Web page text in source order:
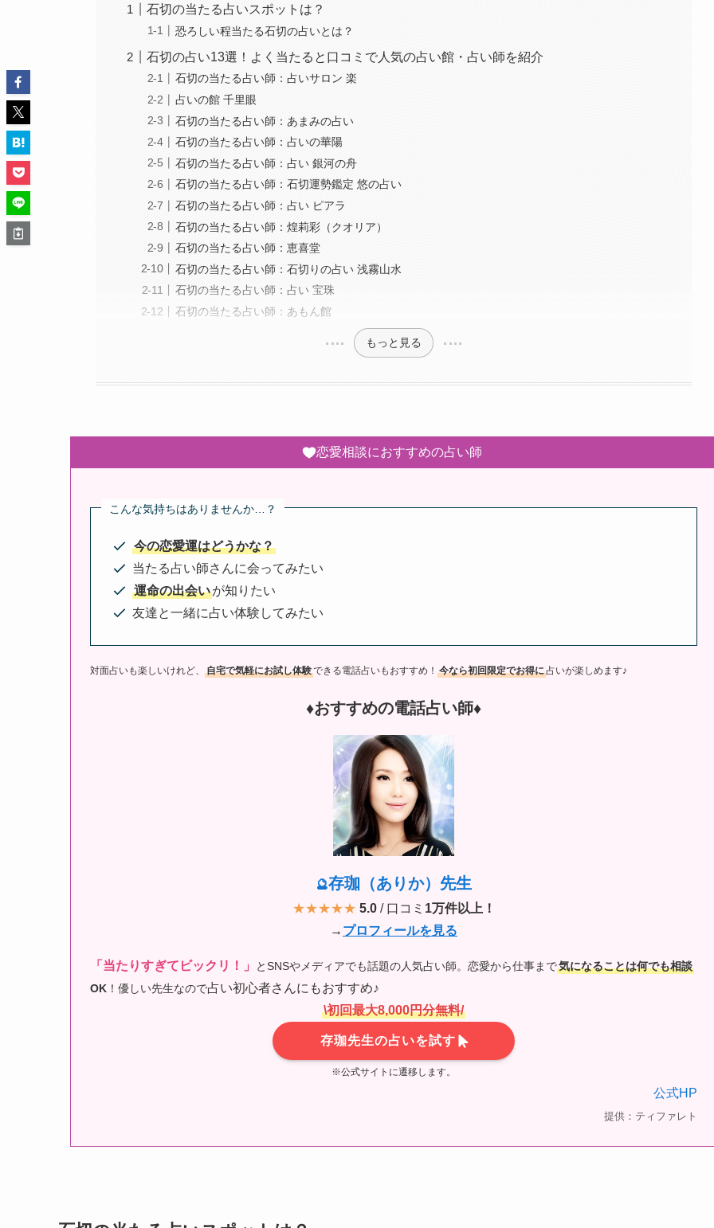
石切の当たる占いスポットは？
恐ろしい程当たる石切の占いとは？
石切の占い13選！よく当たると口コミで人気の占い館・占い師を紹介
石切の当たる占い師：占いサロン 楽
占いの館 千里眼
石切の当たる占い師：あまみの占い
石切の当たる占い師：占いの華陽
石切の当たる占い師：占い 銀河の舟
石切の当たる占い師：石切運勢鑑定 悠の占い
石切の当たる占い師：占い ピアラ
石切の当たる占い師：煌莉彩（クオリア）
石切の当たる占い師：恵喜堂
石切の当たる占い師：石切りの占い 浅霧山水
石切の当たる占い師：占い 宝珠
石切の当たる占い師：あもん館
もっと見る
恋愛相談におすすめの占い師
こんな気持ちはありませんか…？
今の恋愛運はどうかな？
当たる占い師さんに会ってみたい
運命の出会いが知りたい
友達と一緒に占い体験してみたい
対面占いも楽しいけれど、 自宅で気軽にお試し体験できる電話占いもおすすめ！ 今なら初回限定でお得に占いが楽しめます♪
♦︎おすすめの電話占い師♦︎
🔮存珈（ありか）先生
★★★★★ 5.0/ 口コミ 1万件以上！
→ プロフィールを見る
「当たりすぎてビックリ！」 とSNSやメディアでも話題の人気占い師。恋愛から仕事まで気になることは何でも相談
OK ！優しい先生なので占い初心者さんにもおすすめ♪
\初回最大8,000円分無料/
存珈先生の占いを試す
※公式サイトに遷移します。
公式HP
提供：ティファレト